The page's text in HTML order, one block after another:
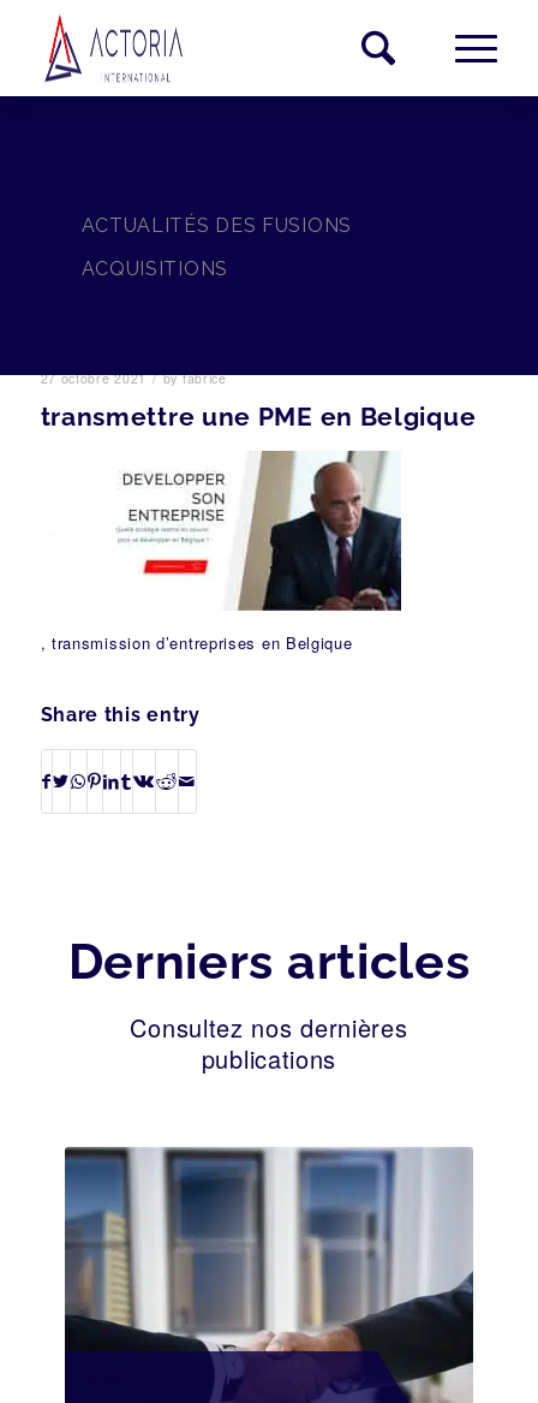
ACTUALITÉS DES FUSIONS
ACQUISITIONS
27 octobre 2021 / byfabrice
transmettre une PME en Belgique
, transmission d’entreprises en Belgique
Share this entry
Derniers articles
Consultez nos dernières
publications